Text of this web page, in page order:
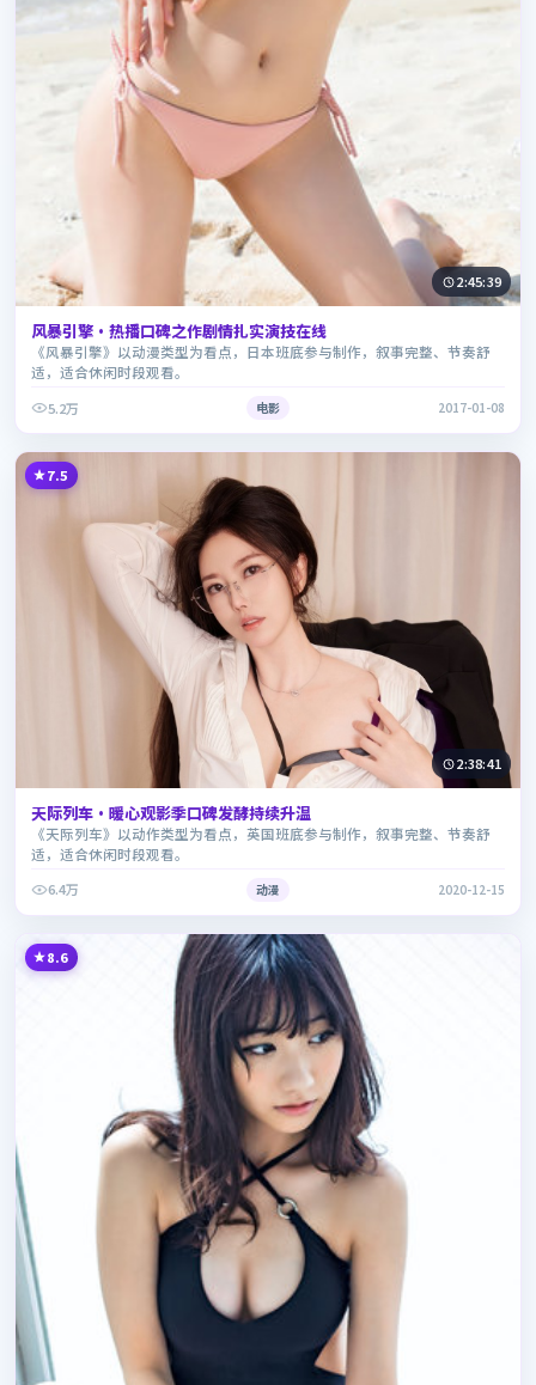
2:45:39
风暴引擎·热播口碑之作剧情扎实演技在线
《风暴引擎》以动漫类型为看点，日本班底参与制作，叙事完整、节奏舒
适，适合休闲时段观看。
5.2万
电影 2017-01-08
7.5
2:38:41
天际列车·暖心观影季口碑发酵持续升温
《天际列车》以动作类型为看点，英国班底参与制作，叙事完整、节奏舒
适，适合休闲时段观看。
6.4万
动漫 2020-12-15
8.6